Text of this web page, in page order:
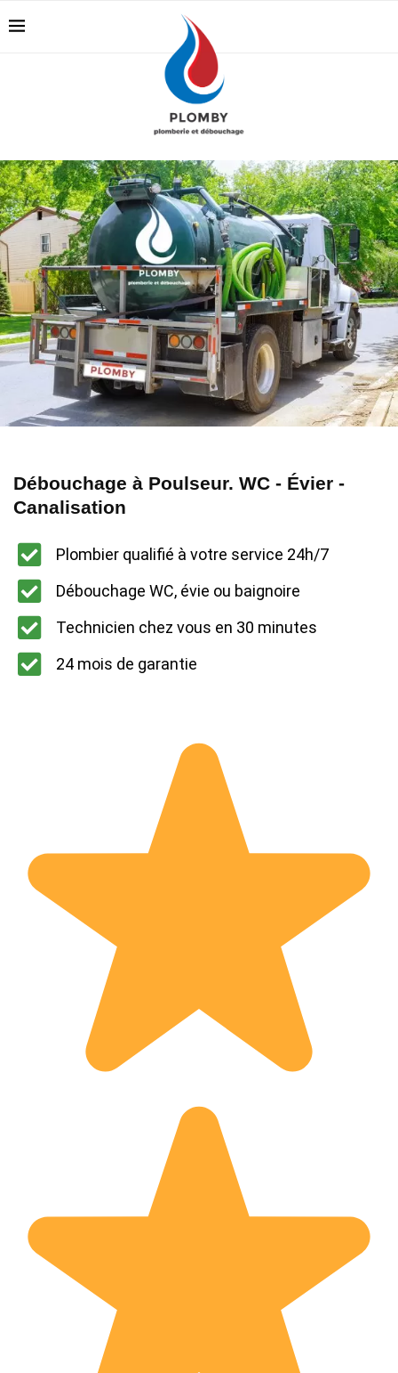
Débouchage à Poulseur. WC - Évier -
Canalisation
Plombier qualifié à votre service 24h/7
Débouchage WC, évie ou baignoire
Technicien chez vous en 30 minutes
24 mois de garantie